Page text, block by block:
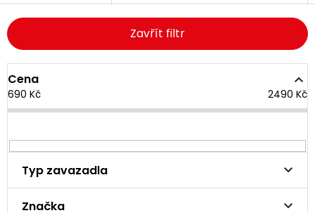
Zavřít filtr
Cena
690 Kč 2490 Kč
Typ zavazadla
Značka